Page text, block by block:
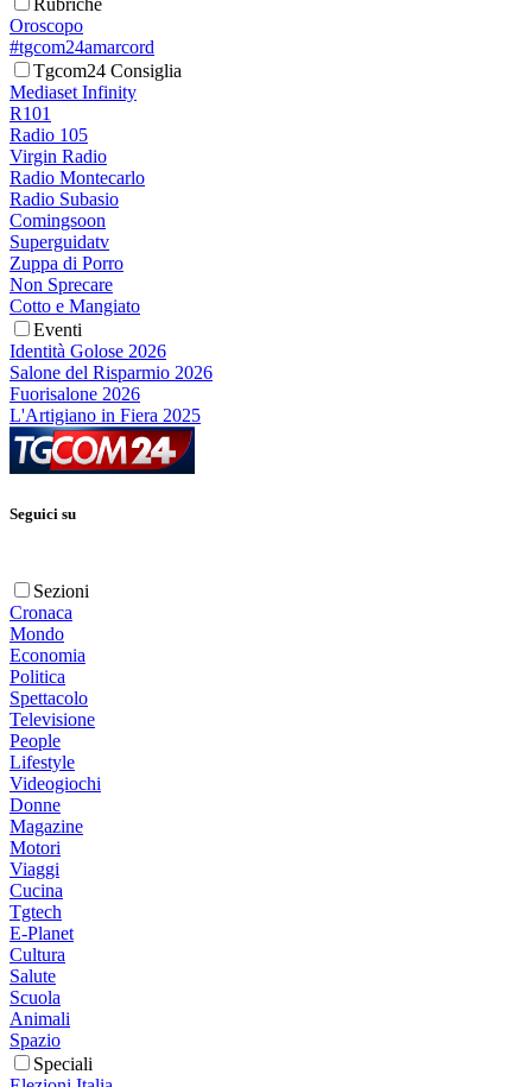
Oroscopo
#tgcom24amarcord
Tgcom24 Consiglia
Mediaset Infinity
R101
Radio 105
Virgin Radio
Radio Montecarlo
Radio Subasio
Comingsoon
Superguidatv
Zuppa di Porro
Non Sprecare
Cotto e Mangiato
Eventi
Identità Golose 2026
Salone del Risparmio 2026
Fuorisalone 2026
L'Artigiano in Fiera 2025
Seguici su
Sezioni
Cronaca
Mondo
Economia
Politica
Spettacolo
Televisione
People
Lifestyle
Videogiochi
Donne
Magazine
Motori
Viaggi
Cucina
Tgtech
E-Planet
Cultura
Salute
Scuola
Animali
Spazio
Speciali